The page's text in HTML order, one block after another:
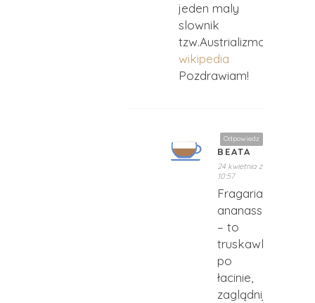
jeden maly
slownik
tzw.Austrializmow.
wikipedia
Pozdrawiam!
Odpowiedz
BEATA
24 kwietnia z
10:57
Fragaria
ananassa
– to
truskawka
po
łacinie,
zaglądnij